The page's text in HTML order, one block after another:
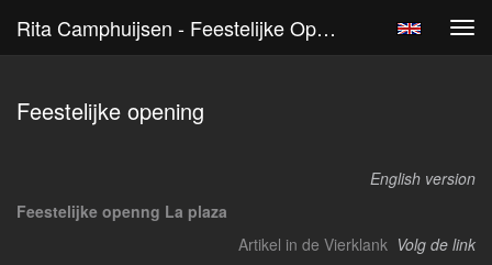
Rita Camphuijsen - Feestelijke Opening
Feestelijke opening
English version
Feestelijke openng La plaza
Artikel in de Vierklank Volg de link